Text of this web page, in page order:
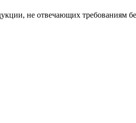
не отвечающих требованиям